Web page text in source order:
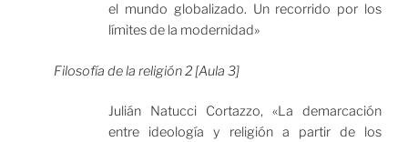
el mundo globalizado. Un recorrido por los
límites de la modernidad»
Filosofía de la religión 2 [Aula 3]
Julián Natucci Cortazzo, «La demarcación
entre ideología y religión a partir de los